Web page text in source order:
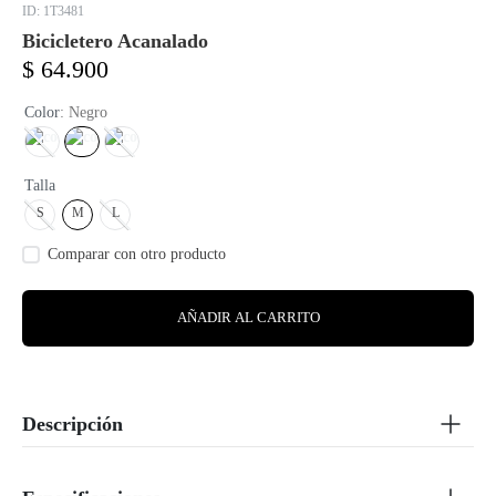
: 1T3481
Bicicletero Acanalado
$ 64.900
Color: Negro
Talla
S M L
AÑADIR AL CARRITO
Descripción